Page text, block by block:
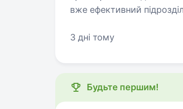
вже ефективний
3 дні тому
Будьте першим!